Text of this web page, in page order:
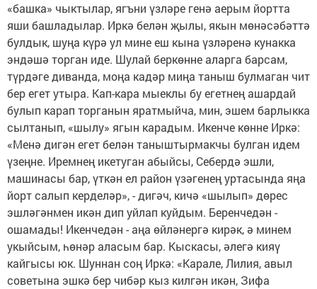
«башка» чыктылар, ягъни үзләре генә аерым йортта
яши башладылар. Иркә белән җылы, якын мөнәсәбәттә
булдык, шуңа күрә ул мине еш кына үзләренә кунакка
эндәшә торган иде. Шулай беркөнне аларга барсам,
түрдәге диванда, моңа кадәр миңа таныш булмаган чит
бер егет утыра. Кап-кара мыеклы бу егетнең ашардай
булып карап торганын яратмыйча, мин, эшем барлыкка
сылтанып, «шылу» ягын карадым. Икенче көнне Иркә:
«Менә дигән егет белән таныштырмакчы булган идем
үзеңне. Иремнең икетуган абыйсы, Себердә эшли,
машинасы бар, үткән ел район үзәгенең уртасында яңа
йорт салып керделәр», - дигәч, кичә «шылып» дөрес
эшләгәнмен икән дип уйлап куйдым. Беренчедән -
ошамады! Икенчедән - аңа өйләнергә кирәк, ә минем
укыйсым, һөнәр аласым бар. Кыскасы, әлегә кияү
кайгысы юк. Шуннан соң Иркә: «Карале, Лилия, авыл
советына эшкә бер чибәр кыз килгән икән, Зифа